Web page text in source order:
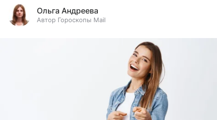
Ольга Андреева
Автор Гороскопы Mail